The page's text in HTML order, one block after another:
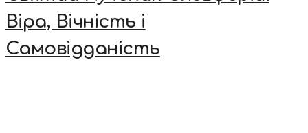
Віра, Вічність і
Самовідданість